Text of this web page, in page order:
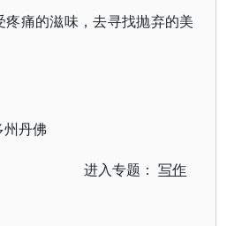
疼痛的滋味，去寻找抛弃的美
丹佛
进入专题：写作